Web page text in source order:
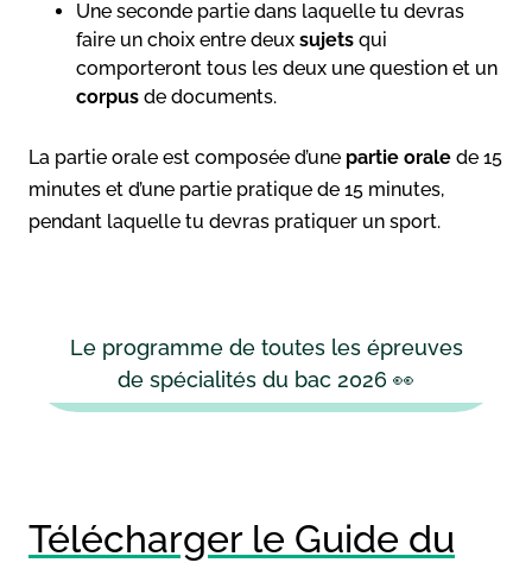
Une seconde partie dans laquelle tu devras
faire un choix entre deux sujets qui
comporteront tous les deux une question et un
corpus de documents.
La partie orale est composée d’une partie orale de 15
minutes et d’une partie pratique de 15 minutes,
pendant laquelle tu devras pratiquer un sport.
Le programme de toutes les épreuves
de spécialités du bac 2026 👀
Télécharger le Guide du